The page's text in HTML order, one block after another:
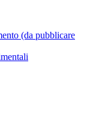
(da pubblicare